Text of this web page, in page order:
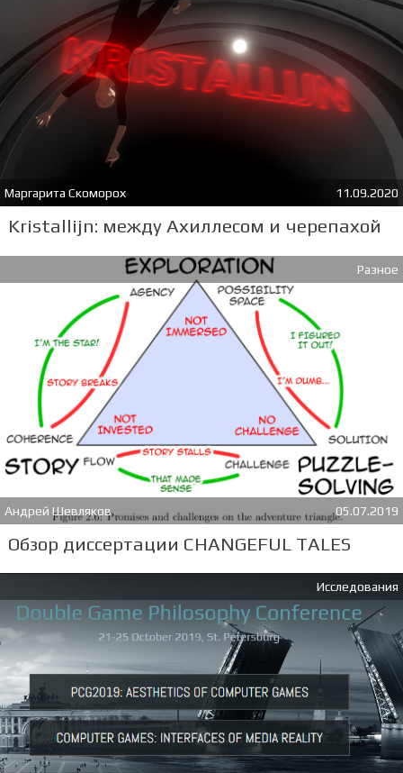
Маргарита Скоморох 11.09.2020
Kristallijn: между Ахиллесом и черепахой
Разное
Андрей Шевляков 05.07.2019
Обзор диссертации CHANGEFUL TALES
Исследования